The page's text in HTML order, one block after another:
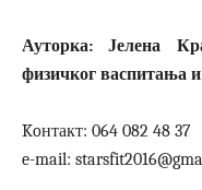
Ауторка: Јелена
физичког васпитања
Koнтакт: 064 082 48 37
e-mail: